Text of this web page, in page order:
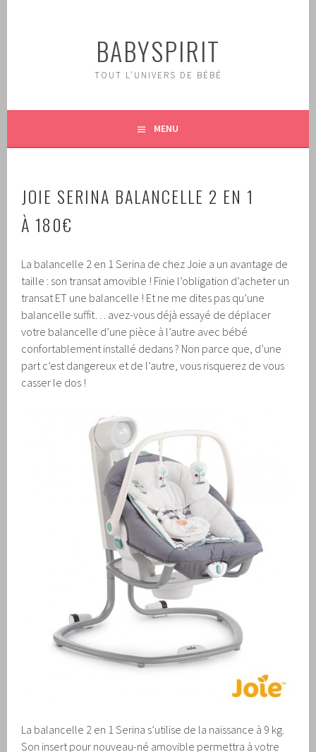
BABYSPIRIT
TOUT L'UNIVERS DE BÉBÉ
MENU
JOIE SERINA BALANCELLE 2 EN 1
À 180€
La balancelle 2 en 1 Serina de chez Joie a un avantage de
taille : son transat amovible ! Finie l’obligation d’acheter un
transat ET une balancelle ! Et ne me dites pas qu’une
balancelle suffit… avez-vous déjà essayé de déplacer
votre balancelle d’une pièce à l’autre avec bébé
confortablement installé dedans ? Non parce que, d’une
part c’est dangereux et de l’autre, vous risquerez de vous
casser le dos !
La balancelle 2 en 1 Serina s’utilise de la naissance à 9 kg.
Son insert pour nouveau-né amovible permettra à votre